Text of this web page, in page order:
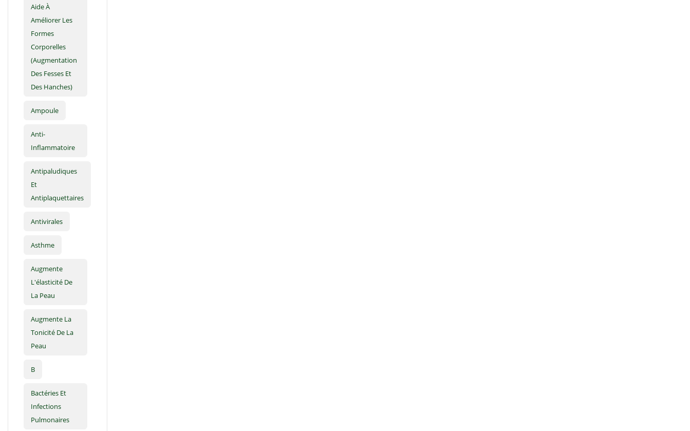
Aide À
Améliorer Les
Formes
Corporelles
(augmentation
Des Fesses Et
Des Hanches)
Ampoule
Anti-
Inflammatoire
Antipaludiques
Et
Antiplaquettaires
Antivirales
Asthme
Augmente
L'élasticité De
La Peau
Augmente La
Tonicité De La
Peau
B
Bactéries Et
Infections
Pulmonaires